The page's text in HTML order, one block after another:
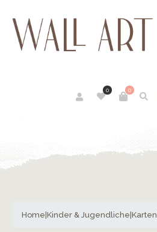
0
0
Home Kinder & Jugendliche Karten